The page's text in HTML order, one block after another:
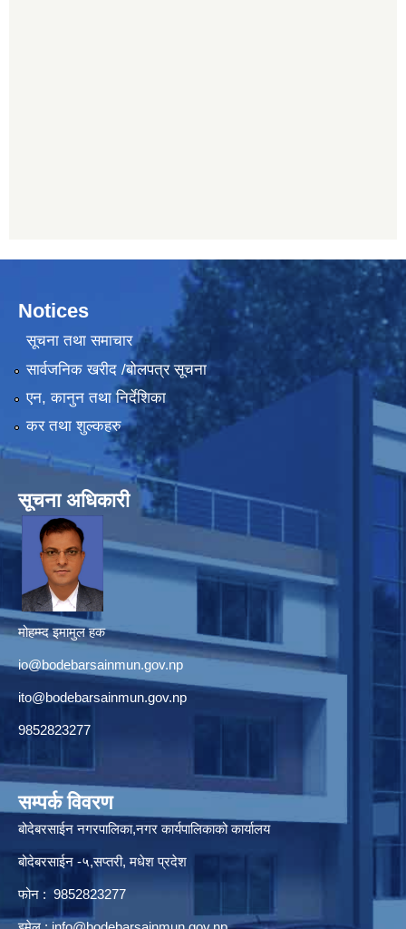
Notices
सूचना तथा समाचार
सार्वजनिक खरीद /बोलपत्र सूचना
एन, कानुन तथा निर्देशिका
कर तथा शुल्कहरु
सूचना अधिकारी
मोहम्म्द इमामुल हक
io@bodebarsainmun.gov.np
ito@bodebarsainmun.gov.np
9852823277
सम्पर्क विवरण
बोदेबरसाईन नगरपालिका,नगर कार्यपालिकाको कार्यालय
बोदेबरसाईन -५,सप्तरी, मधेश प्रदेश
फोन : 9852823277